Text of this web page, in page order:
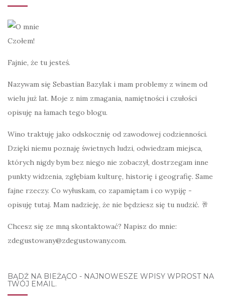
Czołem!
Fajnie, że tu jesteś.
Nazywam się Sebastian Bazylak i mam problemy z winem od
wielu już lat. Moje z nim zmagania, namiętności i czułości
opisuję na łamach tego blogu.
Wino traktuję jako odskocznię od zawodowej codzienności.
Dzięki niemu poznaję świetnych ludzi, odwiedzam miejsca,
których nigdy bym bez niego nie zobaczył, dostrzegam inne
punkty widzenia, zgłębiam kulturę, historię i geografię. Same
fajne rzeczy. Co wyłuskam, co zapamiętam i co wypiję -
opisuję tutaj. Mam nadzieję, że nie będziesz się tu nudzić. 🥂
Chcesz się ze mną skontaktować? Napisz do mnie:
zdegustowany@zdegustowany.com.
BĄDŹ NA BIEŻĄCO - NAJNOWESZE WPISY WPROST NA
TWÓJ EMAIL.